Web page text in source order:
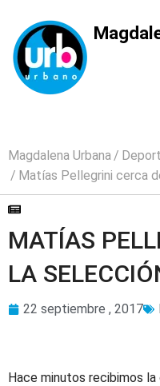
Magdalena Urbana
Matías Pellegrini cerca
MATÍAS
LA
22 septiembre , 2017
Hace minutos recibimos